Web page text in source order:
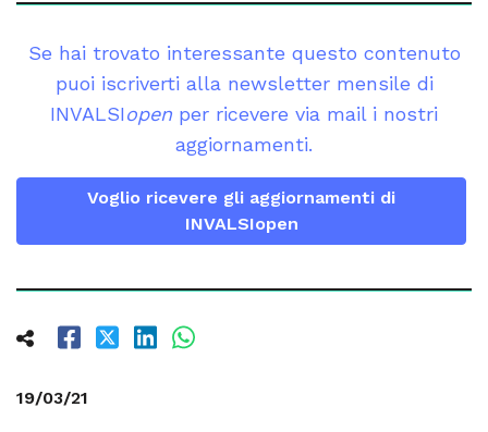
19/03/21
Se hai trovato interessante questo contenuto
puoi iscriverti alla newsletter mensile di
INVALSIopen per ricevere via mail i nostri
aggiornamenti.
Voglio ricevere gli aggiornamenti di
INVALSIopen